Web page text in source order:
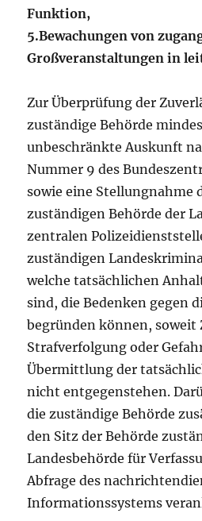
Funktion,
5.Bewachungen von
Großveranstaltungen in
Zur Überprüfung der
zuständige Behörde
unbeschränkte Auskunft
Nummer 9 des
sowie eine Stellungnahme
zuständigen Behörde der
zentralen
zuständigen
welche tatsächlichen
sind, die Bedenken gegen
begründen können, soweit
Strafverfolgung oder
Übermittlung der
nicht entgegenstehen.
die zuständige Behörde
den Sitz der Behörde
Landesbehörde für
Abfrage des
Informationssystems